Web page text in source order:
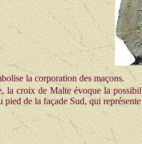
la corporation des maçons.
la croix de Malte évoque la
pied de la façade Sud, qui